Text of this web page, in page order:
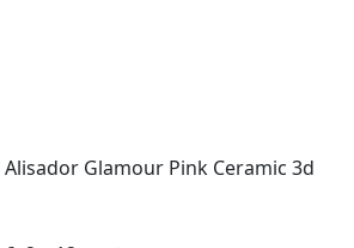
Glamour Pink Ceramic 3d